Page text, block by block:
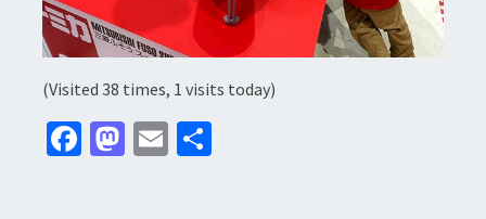
(Visited 38 times, 1 visits today)
Fa M E